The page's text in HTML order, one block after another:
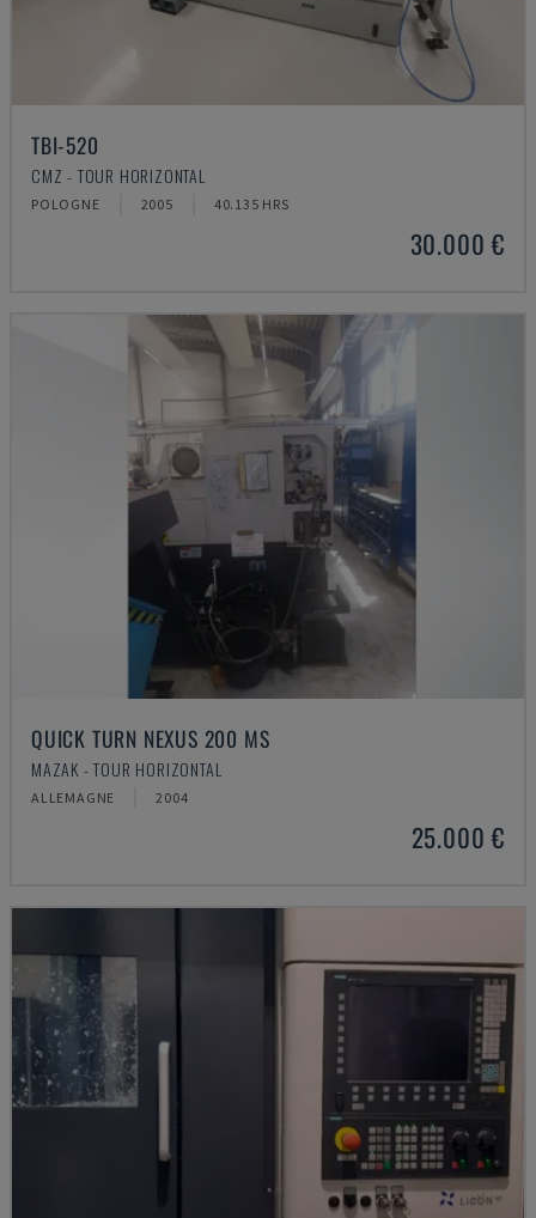
TBI-520
CMZ - TOUR HORIZONTAL
POLOGNE 2005 40.135 HRS
30.000 €
QUICK TURN NEXUS 200 MS
MAZAK - TOUR HORIZONTAL
ALLEMAGNE 2004
25.000 €